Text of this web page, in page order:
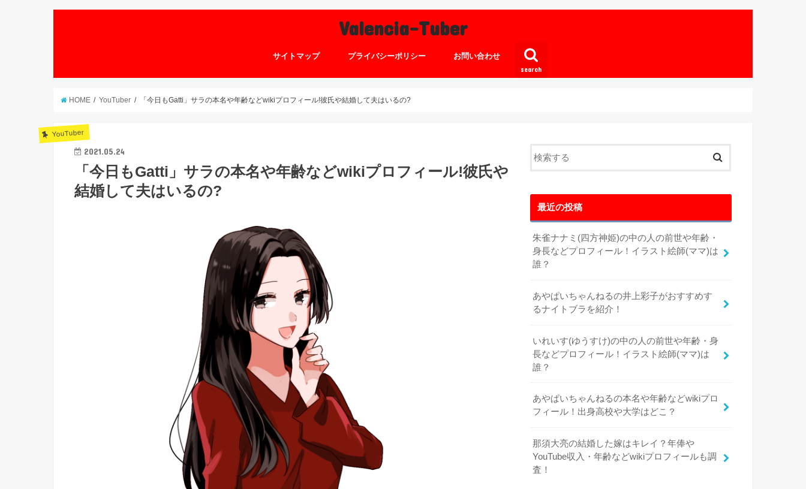
Valencia-Tuber
search
サイトマップ プライバシーポリシー お問い合わせ
HOME YouTuber 「今日もGatti」サラの本名や年齢などwikiプロフィール!彼氏や結婚して夫はいるの?
YouTuber
2021.05.24
「今日もGatti」サラの本名や年齢などwikiプロフィール!彼氏や
結婚して夫はいるの?
最近の投稿
朱雀ナナミ(四方神姫)の中の人の前世や年齢・
身長などプロフィール！イラスト絵師(ママ)は
誰？
あやぱいちゃんねるの井上彩子がおすすめす
るナイトブラを紹介！
いれいす(ゆうすけ)の中の人の前世や年齢・身
長などプロフィール！イラスト絵師(ママ)は
誰？
あやぱいちゃんねるの本名や年齢などwikiプロ
フィール！出身高校や大学はどこ？
那須大亮の結婚した嫁はキレイ？年俸や
YouTube収入・年齢などwikiプロフィールも調
査！